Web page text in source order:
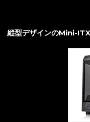
縦型デザインのMini-